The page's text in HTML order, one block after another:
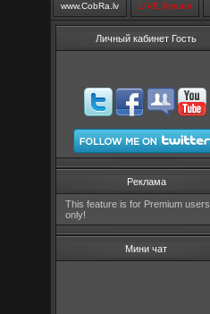
www.CobRa.lv LIVE Stream
Личный кабинет Гость
Реклама
This feature is for Premium users
only!
Мини чат